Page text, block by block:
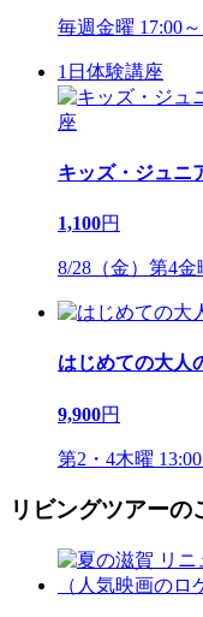
毎週金曜 17:00
1日体験講座
キッズ・ジュ
1,100円
8/28（金）第4金
はじめての大人
9,900円
第2・4木曜
リビングツアーの